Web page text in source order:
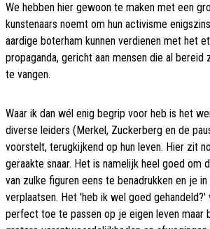
We hebben hier gewoon te maken met een
kunstenaars noemt om hun activisme
aardige boterham kunnen verdienen met het
propaganda, gericht aan mensen die al bereid
te vangen.
Waar ik dan wél enig begrip voor heb is het
diverse leiders (Merkel, Zuckerberg en de
voorstelt, terugkijkend op hun leven. Hier zit
geraakte snaar. Het is namelijk heel goed om
van zulke figuren eens te benadrukken en je
verplaatsen. Het 'heb ik wel goed gehandeld?'
perfect toe te passen op je eigen leven maar